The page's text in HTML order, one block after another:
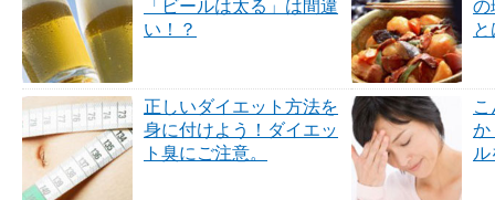
「ビールは太る」は間違
い！？
の
正しいダイエット方法を
身に付けよう！ダイエッ
ト臭にご注意。
か